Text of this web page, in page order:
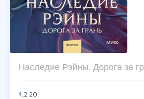
Наследие Рэйны. Дорога за
4,2 20